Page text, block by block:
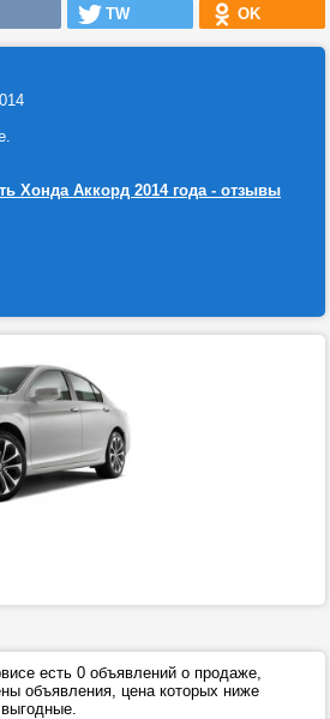
TW OK
Хонда Аккорд 2014 года - отзывы
есть 0 объявлений о продаже,
объявления, цена которых ниже